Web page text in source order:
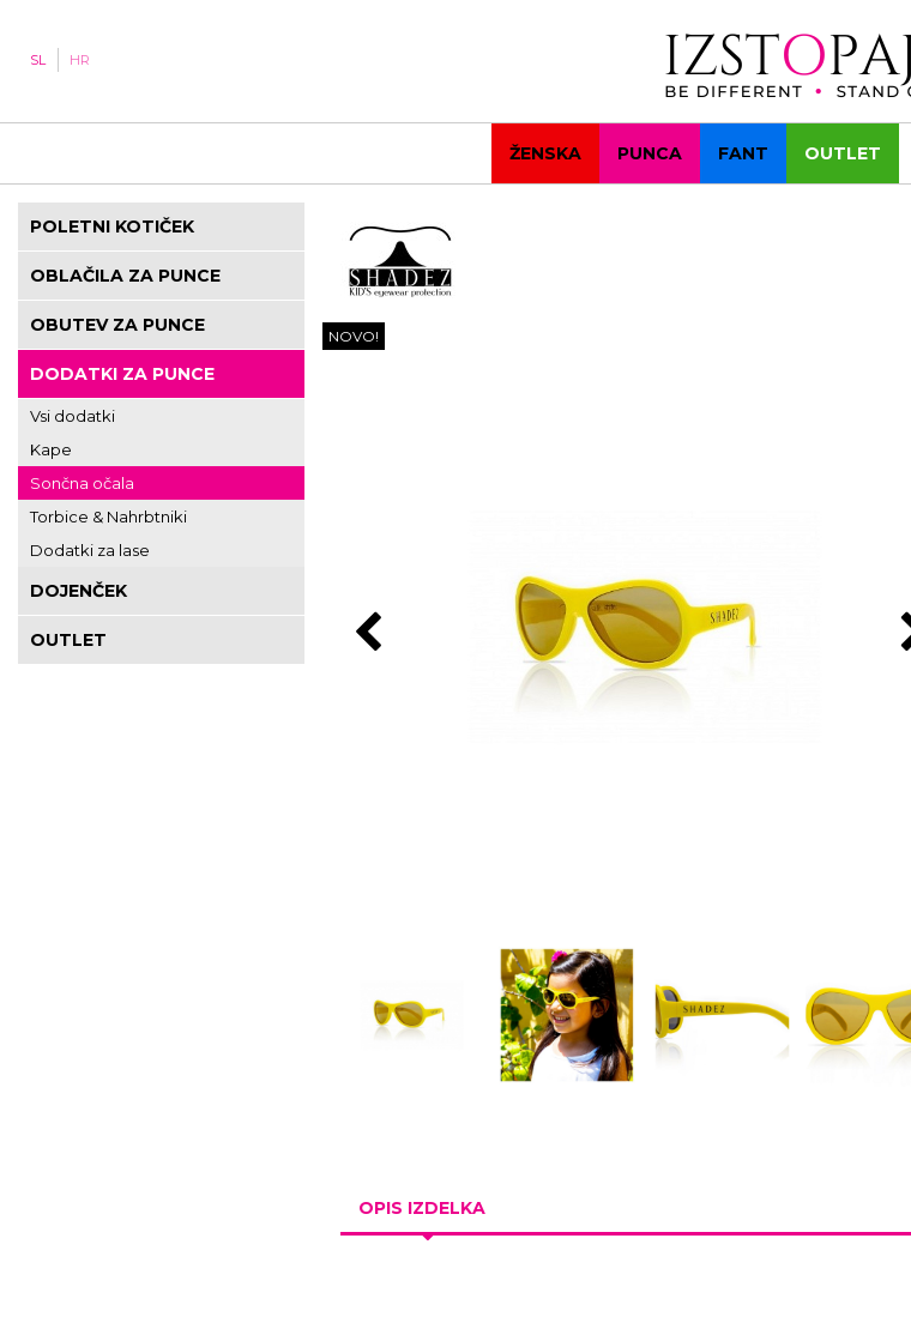
SL HR
ŽENSKA PUNCA FANT OUTLET
POLETNI KOTIČEK
OBLAČILA ZA PUNCE
OBUTEV ZA PUNCE
DODATKI ZA PUNCE
Vsi dodatki
Kape
Sončna očala
Torbice & Nahrbtniki
Dodatki za lase
DOJENČEK
OUTLET
NOVO!
OPIS IZDELKA